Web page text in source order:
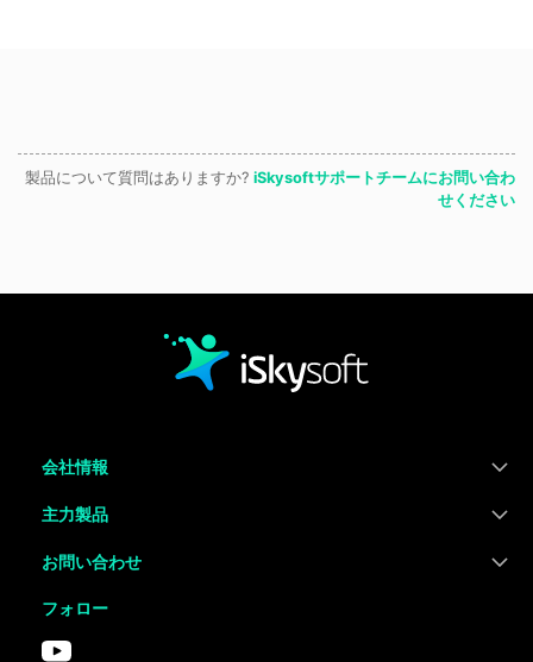
製品について質問はありますか? iSkysoftサポートチームにお問い合わ
せください
会社情報
主力製品
お問い合わせ
フォロー